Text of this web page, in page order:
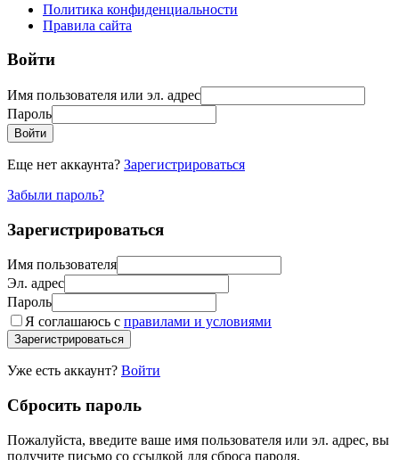
Политика конфиденциальности
Правила сайта
Войти
Имя пользователя или эл. адрес
Пароль
Войти
Еще нет аккаунта? Зарегистрироваться
Забыли пароль?
Зарегистрироваться
Имя пользователя
Эл. адрес
Пароль
Я соглашаюсь с правилами и условиями
Зарегистрироваться
Уже есть аккаунт? Войти
Сбросить пароль
Пожалуйста, введите ваше имя пользователя или эл. адрес, вы
получите письмо со ссылкой для сброса пароля.